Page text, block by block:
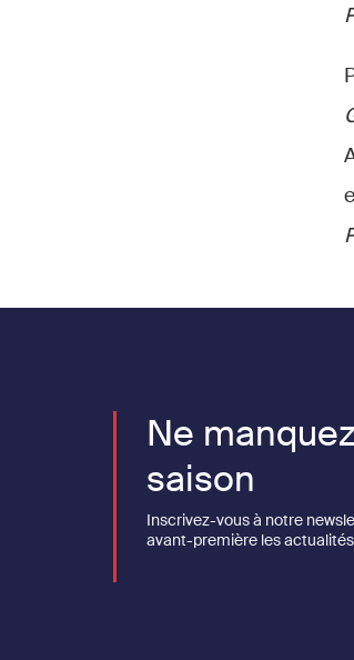
Ne
saison
Inscrivez-vous à notre
avant-première les